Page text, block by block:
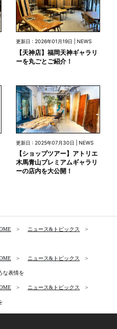
更新日 : 2026年01月19日 | NEWS
【天神店】福岡天神ギャラリ
ーを丸ごとご紹介！
更新日 : 2025年07月30日 | NEWS
【ショップツアー】アトリエ
木馬青山プレミアムギャラリ
ーの店内を大公開！
ニュース&トピックス
ニュース&トピックス
な表情を
ニュース&トピックス